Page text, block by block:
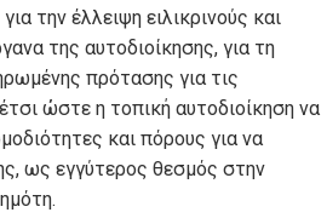
την έλλειψη ειλικρινούς και
της αυτοδιοίκησης, για τη
πρότασης για τις
ώστε η τοπική αυτοδιοίκηση να
και πόρους για να
ως εγγύτερος θεσμός στην